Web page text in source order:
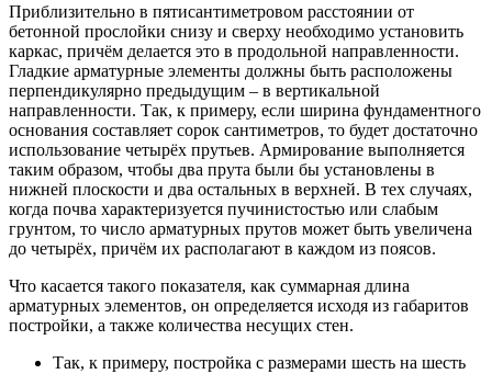
Приблизительно в пятисантиметровом расстоянии от
бетонной прослойки снизу и сверху необходимо установить
каркас, причём делается это в продольной направленности.
Гладкие арматурные элементы должны быть расположены
перпендикулярно предыдущим – в вертикальной
направленности. Так, к примеру, если ширина фундаментного
основания составляет сорок сантиметров, то будет достаточно
использование четырёх прутьев. Армирование выполняется
таким образом, чтобы два прута были бы установлены в
нижней плоскости и два остальных в верхней. В тех случаях,
когда почва характеризуется пучинистостью или слабым
грунтом, то число арматурных прутов может быть увеличена
до четырёх, причём их располагают в каждом из поясов.
Что касается такого показателя, как суммарная длина
арматурных элементов, он определяется исходя из габаритов
постройки, а также количества несущих стен.
Так, к примеру, постройка с размерами шесть на шесть